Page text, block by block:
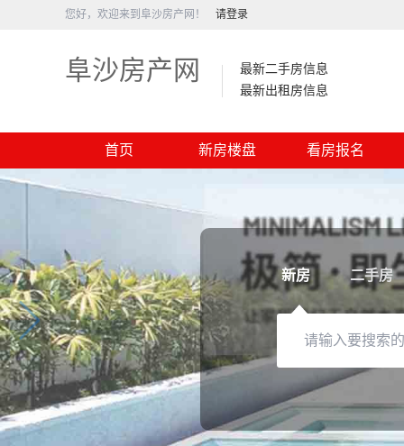
您好，欢迎来到阜沙房产网！ 请登录
阜沙房产网
最新二手房信息
最新出租房信息
首页 新房楼盘 看房报名
新房 二手房